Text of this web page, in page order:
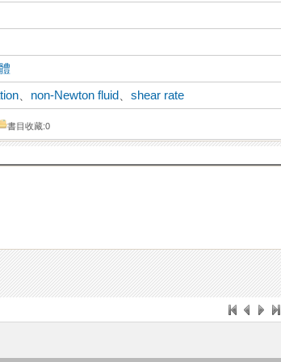
non-Newton fluid 、shear rate
書目收藏:0